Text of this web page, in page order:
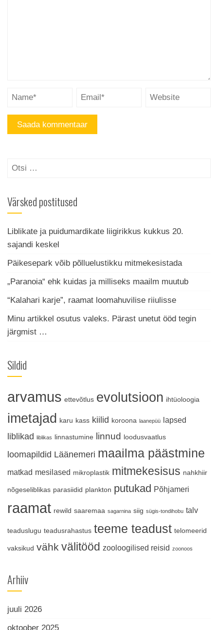
Otsi:
Värsked postitused
Liblikate ja puidumardikate liigirikkus kukkus 20.
sajandi keskel
Päikesepark võib põlluelustikku mitmekesistada
„Paranoia“ ehk kuidas ja milliseks maailm muutub
“Kalahari karje”, raamat loomahuvilise riiulisse
Minu artikkel osutus valeks. Pärast unetut ööd tegin
järgmist …
Sildid
arvamus ettevõtlus evolutsioon ihtüoloogia
imetajad karu kass kiilid koroona laanepüü lapsed
liblikad liblikas linnastumine linnud loodusvaatlus
loomapildid Läänemeri maailma päästmine
matkad mesilased mikroplastik mitmekesisus nahkhiir
nõgeseliblikas parasiidid plankton putukad Põhjameri
raamat rewild saaremaa sagarnina siig sügis-tondihobu talv
teaduslugu teadusrahastus teeme teadust telomeerid
vaksikud vähk välitööd zooloogilised reisid zoonoos
Arhiiv
juuli 2026
oktoober 2025